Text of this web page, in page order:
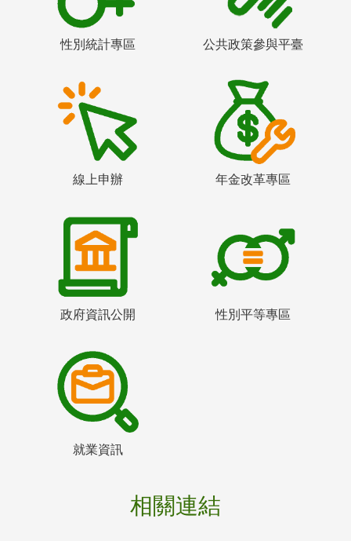
性別統計專區 公共政策參與平臺
線上申辦 年金改革專區
政府資訊公開 性別平等專區
就業資訊
相關連結